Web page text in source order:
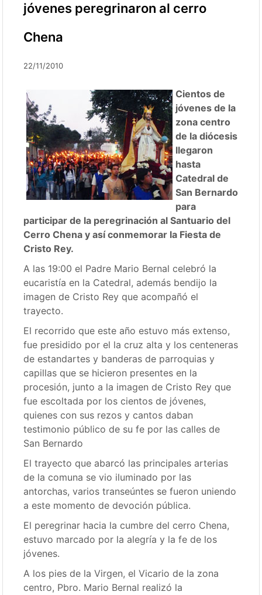
jóvenes peregrinaron al cerro
Chena
22/11/2010
Cientos de
jóvenes de la
zona centro
de la diócesis
llegaron
hasta
Catedral de
San Bernardo
para
participar de la peregrinación al Santuario del
Cerro Chena y así conmemorar la Fiesta de
Cristo Rey.
A las 19:00 el Padre Mario Bernal celebró la
eucaristía en la Catedral, además bendijo la
imagen de Cristo Rey que acompañó el
trayecto.
El recorrido que este año estuvo más extenso,
fue presidido por el la cruz alta y los centeneras
de estandartes y banderas de parroquias y
capillas que se hicieron presentes en la
procesión, junto a la imagen de Cristo Rey que
fue escoltada por los cientos de jóvenes,
quienes con sus rezos y cantos daban
testimonio público de su fe por las calles de
San Bernardo
El trayecto que abarcó las principales arterias
de la comuna se vio iluminado por las
antorchas, varios transeúntes se fueron uniendo
a este momento de devoción pública.
El peregrinar hacia la cumbre del cerro Chena,
estuvo marcado por la alegría y la fe de los
jóvenes.
A los pies de la Virgen, el Vicario de la zona
centro, Pbro. Mario Bernal realizó la